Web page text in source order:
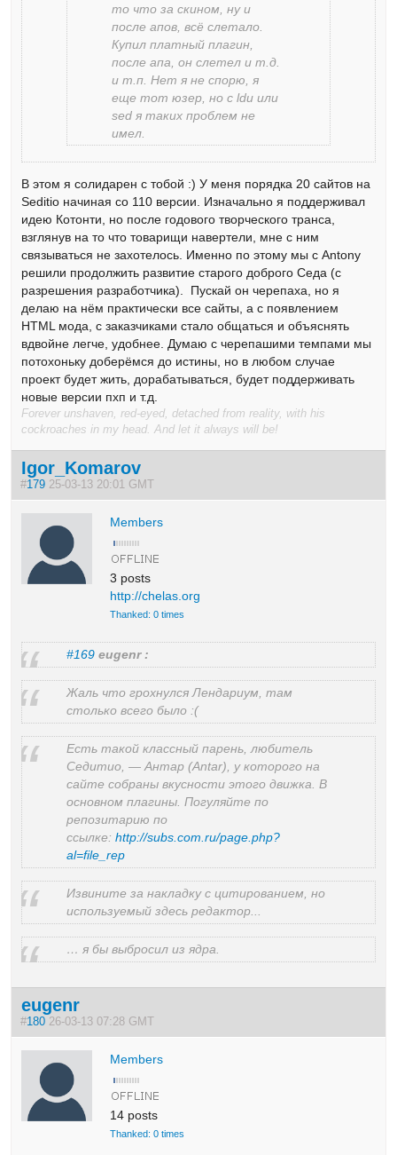
то что за скином, ну и
после апов, всё слетало.
Купил платный плагин,
после апа, он слетел и т.д.
и т.п. Нет я не спорю, я
еще тот юзер, но с ldu или
sed я таких проблем не
имел.
В этом я солидарен с тобой :) У меня порядка 20 сайтов на
Seditio начиная со 110 версии. Изначально я поддерживал
идею Котонти, но после годового творческого транса,
взглянув на то что товарищи навертели, мне с ним
связываться не захотелось. Именно по этому мы с Antony
решили продолжить развитие старого доброго Седа (с
разрешения разработчика). Пускай он черепаха, но я
делаю на нём практически все сайты, а с появлением
HTML мода, с заказчиками стало общаться и объяснять
вдвойне легче, удобнее. Думаю с черепашими темпами мы
потохоньку доберёмся до истины, но в любом случае
проект будет жить, дорабатываться, будет поддерживать
новые версии пхп и т.д.
Forever unshaven, red-eyed, detached from reality, with his
cockroaches in my head. And let it always will be!
Igor_Komarov
#179 25-03-13 20:01 GMT
Members
3 posts
http://chelas.org
Thanked: 0 times
#169 eugenr :
Жаль что грохнулся Лендариум, там
столько всего было :(
Есть такой классный парень, любитель
Седитио, — Антар (Antar), у которого на
сайте собраны вкусности этого движка. В
основном плагины. Погуляйте по
репозитарию по
ссылке:http://subs.com.ru/page.php?
al=file_rep
Извините за накладку с цитированием, но
используемый здесь редактор...
… я бы выбросил из ядра.
eugenr
#180 26-03-13 07:28 GMT
Members
14 posts
Thanked: 0 times